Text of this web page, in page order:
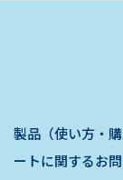
製品（使い方・
ートに関するお